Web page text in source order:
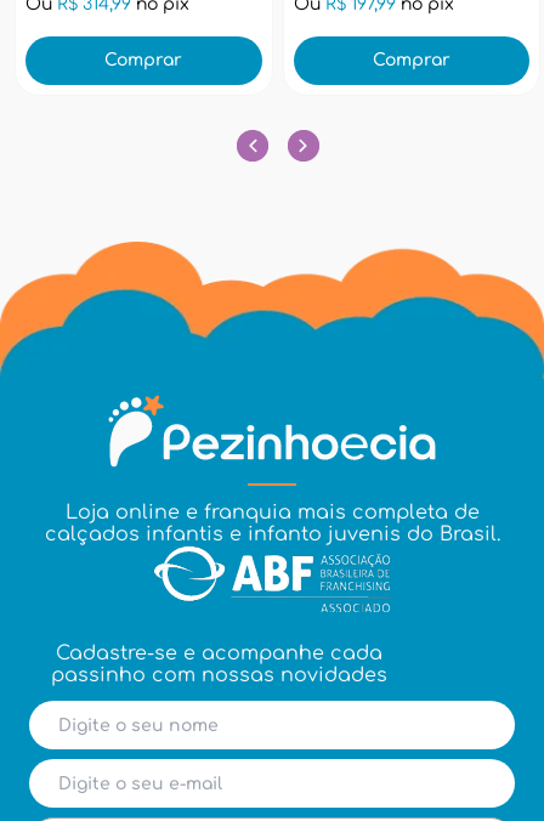
Ou R$ 314,99 no pix
Comprar
Ou R$ 197,99no pix
Comprar
Loja online e franquia mais completa de
calçados infantis e infanto juvenis do Brasil.
Cadastre-se e acompanhe cada
passinho com nossas novidades